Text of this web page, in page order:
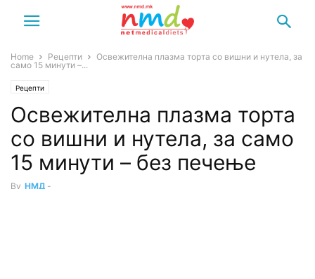
Home Рецепти
Освежителна плазма торта со вишни и нутела, за
само 15 минути –...
Рецепти
Освежителна плазма торта
со вишни и нутела, за само
15 минути – без печење
By НМД -